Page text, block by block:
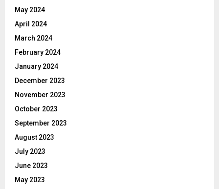
May 2024
April 2024
March 2024
February 2024
January 2024
December 2023
November 2023
October 2023
September 2023
August 2023
July 2023
June 2023
May 2023